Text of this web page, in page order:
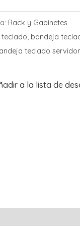
Rack y Gabinetes
bandeja
teclado servidor
a la lista de